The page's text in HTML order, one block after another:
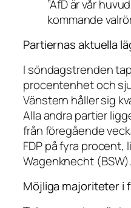
”AfD är vår
kommande
Partiernas aktuella
I söndagstrenden
procentenhet och
Vänstern håller sig
Alla andra partier
från föregående
FDP på fyra procent,
Wagenknecht (BSW).
Möjliga majoriteter i